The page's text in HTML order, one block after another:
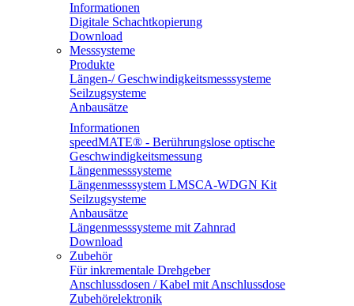
Informationen
Digitale Schachtkopierung
Download
Messsysteme
Produkte
Längen-/ Geschwindigkeitsmesssysteme
Seilzugsysteme
Anbausätze
Informationen
speedMATE® - Berührungslose optische
Geschwindigkeitsmessung
Längenmesssysteme
Längenmesssystem LMSCA-WDGN Kit
Seilzugsysteme
Anbausätze
Längenmesssysteme mit Zahnrad
Download
Zubehör
Für inkrementale Drehgeber
Anschlussdosen / Kabel mit Anschlussdose
Zubehörelektronik